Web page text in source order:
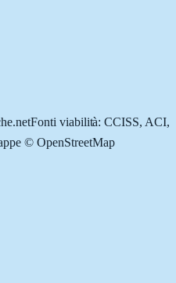
Fonti viabilità: CCISS, ACI,
© OpenStreetMap